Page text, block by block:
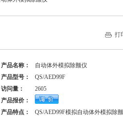
打
产品名称：
自动体外模拟除颤仪
产品型号：
QS/AED99F
访问量：
2605
产品报价：
产品特点：
QS/AED99F模拟自动体外模拟除